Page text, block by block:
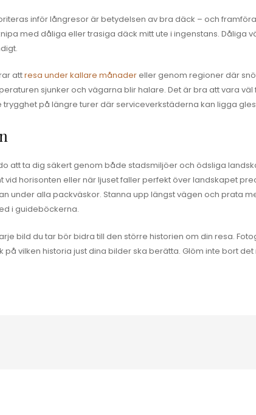
inför långresor är betydelsen av bra däck – och
med dåliga eller trasiga däck mitt ute i ingenstans. Dåliga
attresa under kallare månadereller genom regioner där
sjunker och vägarna blir halare. Det är bra att vara
på längre turer där serviceverkstäderna kan ligga
att ta dig säkert genom både stadsmiljöer och ödsliga
horisonten eller när ljuset faller perfekt över landskapet
under alla packväskor. Stanna upp längst vägen och prata
i guideböckerna.
bild du tar bör bidra till den större historien om din resa.
på vilken historia just dina bilder ska berätta. Glöm inte bort